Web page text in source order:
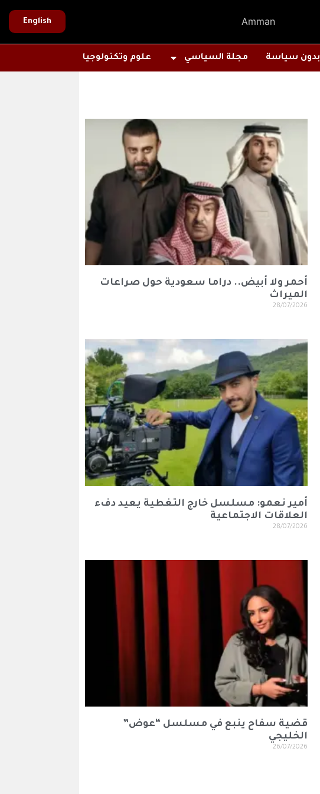
Amman
English
بدون سياسة مجلة السياسي علوم وتكنولوجيا
أحمر ولا أبيض.. دراما سعودية حول صراعات
الميراث
28/07/2026
أمير نعمو: مسلسل خارج التغطية يعيد دفء
العلاقات الاجتماعية
28/07/2026
قضية سفاح ينبع في مسلسل “عوض”
الخليجي
26/07/2026